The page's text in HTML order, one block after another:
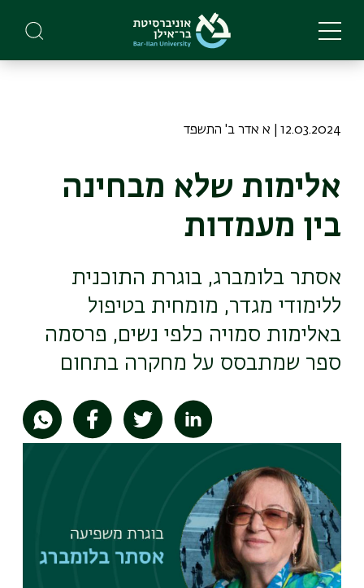
main
12.03.2024 | א אדר ב' התשפד
אלימות שלא מבחינה
בין מעמדות
אסתר בלומברג, בוגרת התוכנית
ללימודי מגדר, מומחית בטיפול
באלימות סמויה כלפי נשים, פרסמה
ספר שמתבסס על מחקרה בתחום